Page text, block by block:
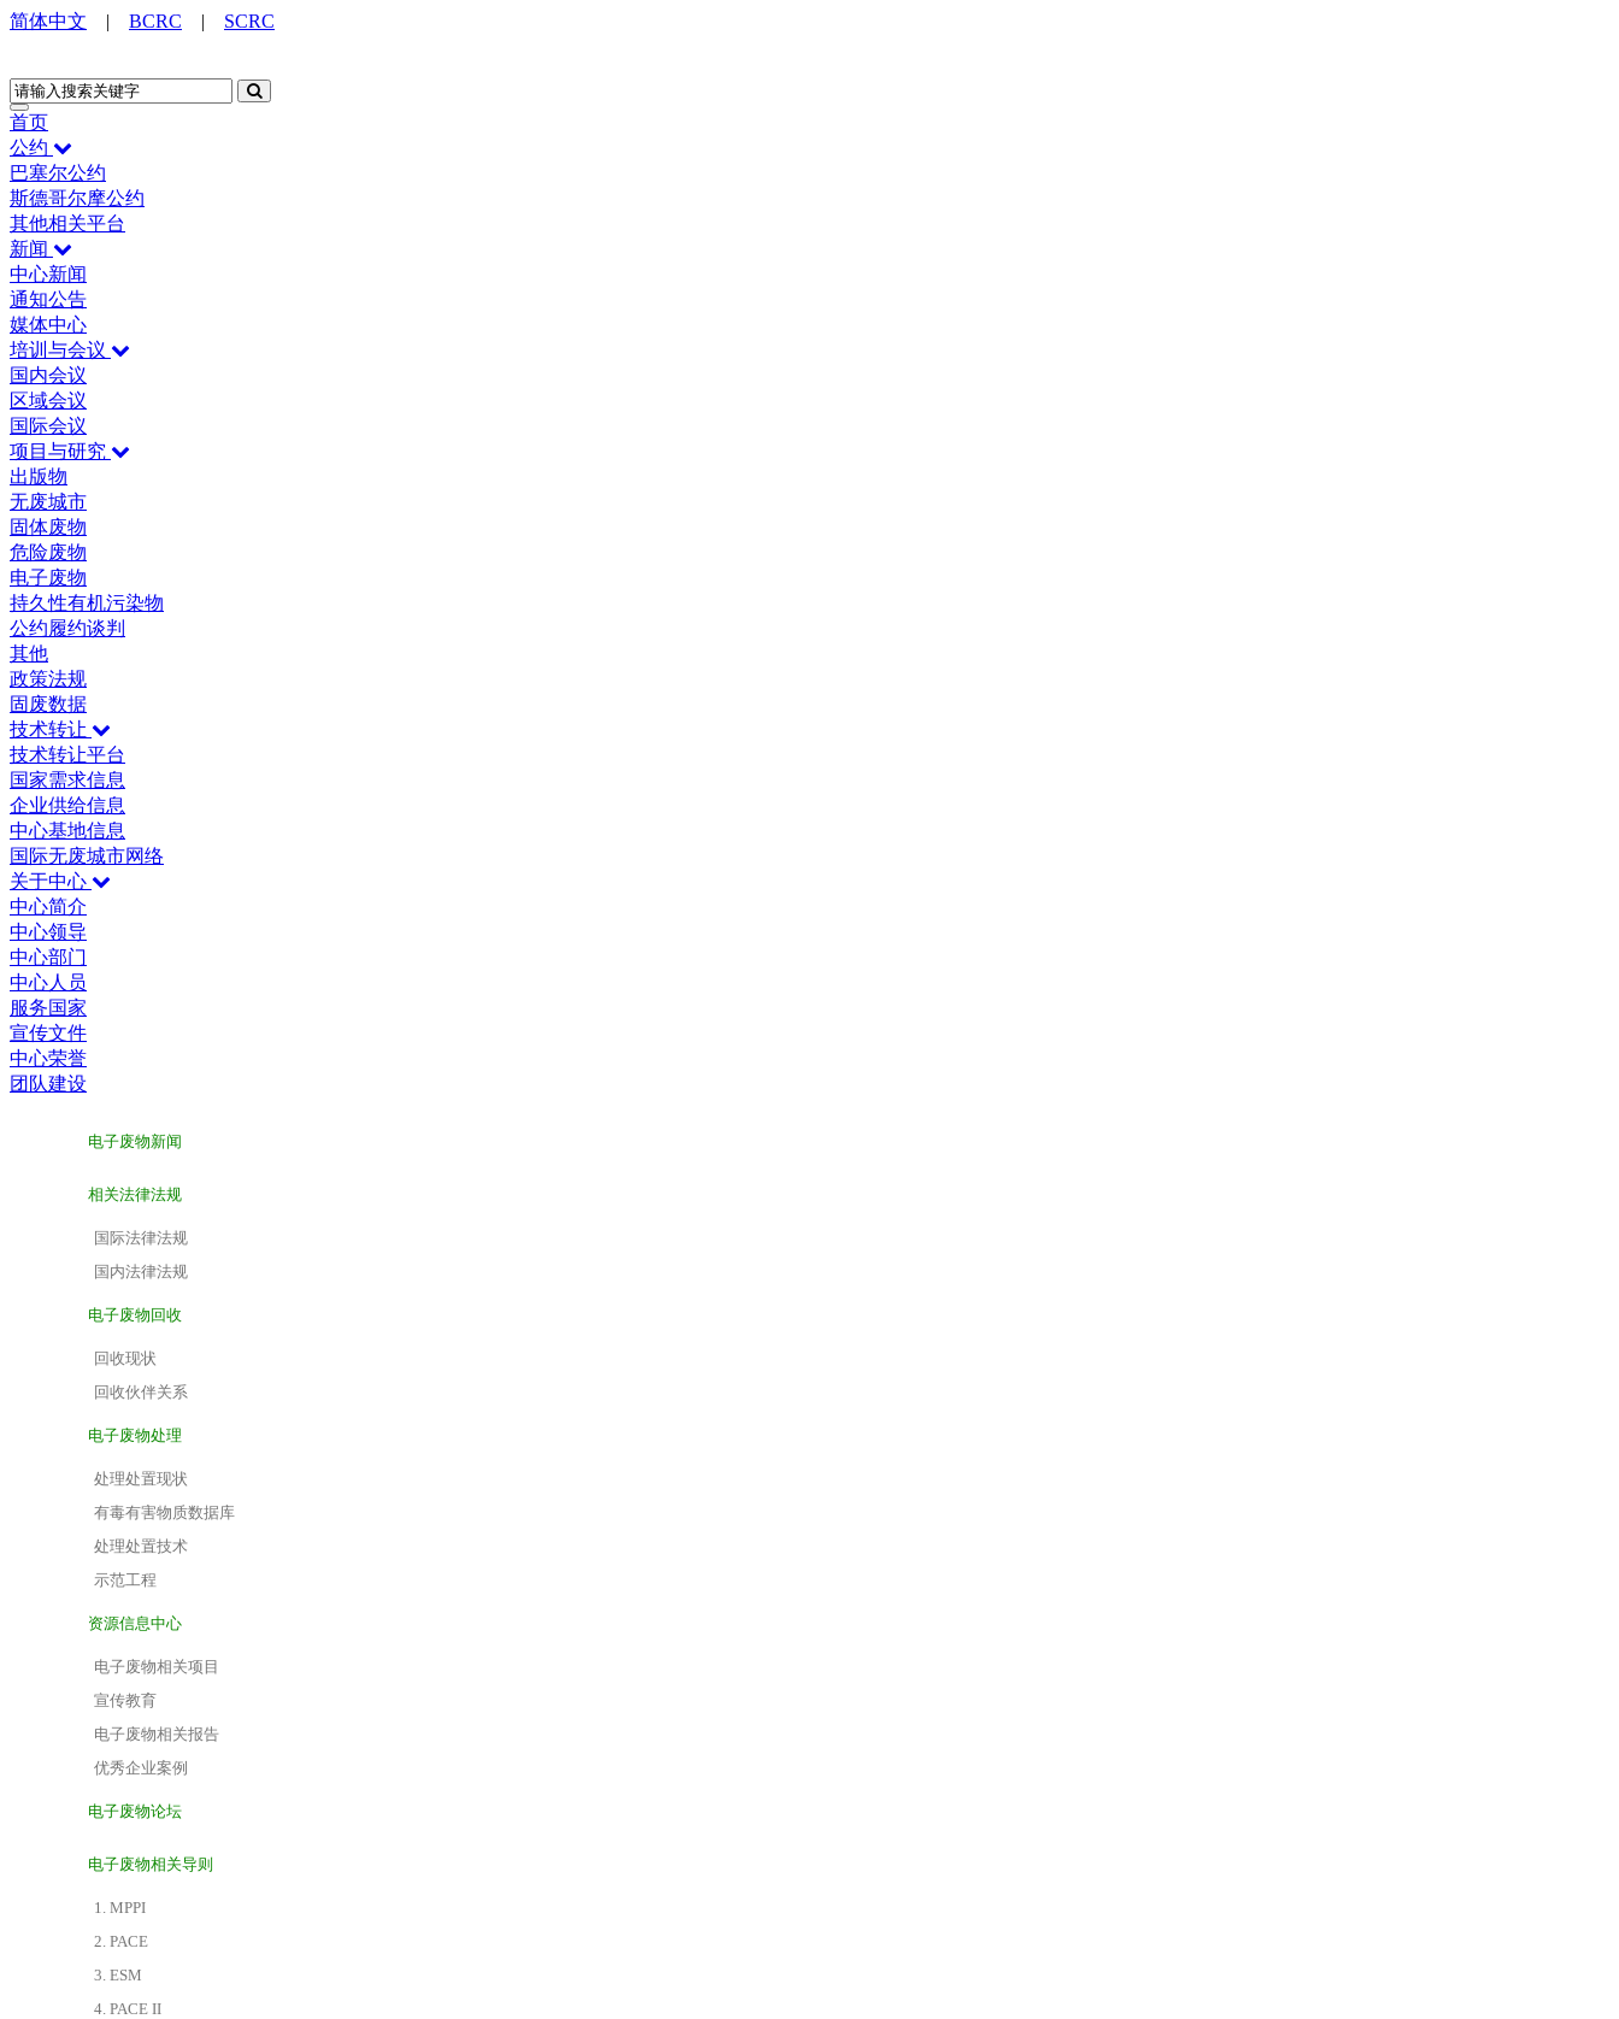
简体中文 | BCRC | SCRC
首页
公约
巴塞尔公约
斯德哥尔摩公约
其他相关平台
新闻
中心新闻
通知公告
媒体中心
培训与会议
国内会议
区域会议
国际会议
项目与研究
出版物
无废城市
固体废物
危险废物
电子废物
持久性有机污染物
公约履约谈判
其他
政策法规
固废数据
技术转让
技术转让平台
国家需求信息
企业供给信息
中心基地信息
国际无废城市网络
关于中心
中心简介
中心领导
中心部门
中心人员
服务国家
宣传文件
中心荣誉
团队建设
电子废物新闻
相关法律法规
国际法律法规
国内法律法规
电子废物回收
回收现状
回收伙伴关系
电子废物处理
处理处置现状
有毒有害物质数据库
处理处置技术
示范工程
资源信息中心
电子废物相关项目
宣传教育
电子废物相关报告
优秀企业案例
电子废物论坛
电子废物相关导则
1. MPPI
2. PACE
3. ESM
4. PACE II